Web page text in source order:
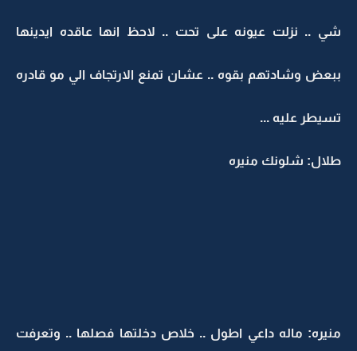
شي .. نزلت عيونه على تحت .. لاحظ انها عاقده ايدينها
ببعض وشادتهم بقوه .. عشان تمنع الارتجاف الي مو قادره
تسيطر عليه ...
طلال: شلونك منيره
منيره: ماله داعي اطول .. خلاص دخلتها فصلها .. وتعرفت